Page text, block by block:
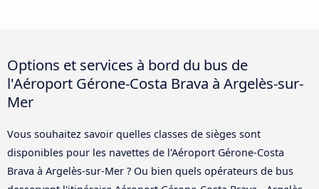
Options et services à bord du bus de
l'Aéroport Gérone-Costa Brava à Argelès-sur-
Mer
Vous souhaitez savoir quelles classes de sièges sont
disponibles pour les navettes de l'Aéroport Gérone-Costa
Brava à Argelès-sur-Mer ? Ou bien quels opérateurs de bus